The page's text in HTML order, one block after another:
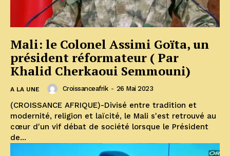
Mali: le Colonel Assimi Goïta, un
président réformateur ( Par
Khalid Cherkaoui Semmouni)
A LA UNE Croissanceafrik - 26 Mai 2023
(CROISSANCE AFRIQUE)-Divisé entre tradition et
modernité, religion et laïcité, le Mali s'est retrouvé au
cœur d'un vif débat de société lorsque le Président
de...